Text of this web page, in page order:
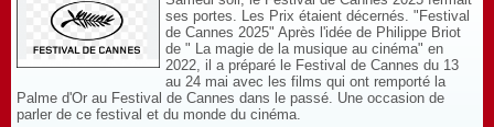
ses portes. Les Prix étaient décernés. "Festival
de Cannes 2025" Après l'idée de Philippe Briot
de " La magie de la musique au cinéma" en
2022, il a préparé le Festival de Cannes du 13
au 24 mai avec les films qui ont remporté la
Palme d'Or au Festival de Cannes dans le passé. Une occasion de
parler de ce festival et du monde du cinéma.